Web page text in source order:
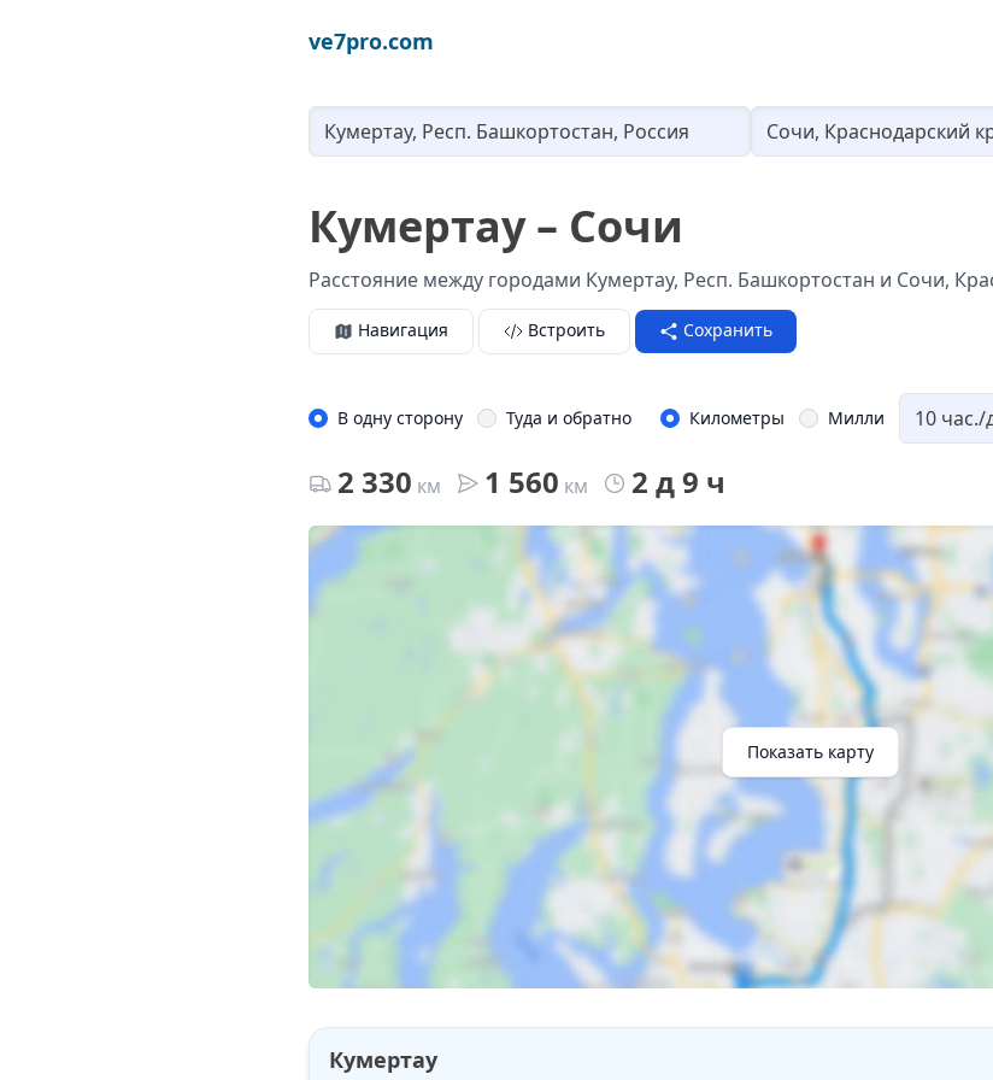
ve7pro.com
Loading...
Кумертау – Сочи
Расстояние между городами Кумертау, Респ. Башкортостан и Сочи,
Навигация Встроить Сохранить
В одну сторону Туда и обратно Километры Милли
2 330 км 1 560 км 2 д 9 ч
Показать карту
Кумертау